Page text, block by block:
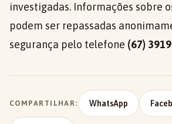
investigadas. Informações sobre
podem ser repassadas
segurança pelo telefone (67)
COMPARTILHAR: WhatsApp